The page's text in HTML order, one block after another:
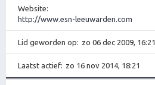
Website
http://www.esn-leeuwarden.com
Lid geworden op zo 06 dec 2009, 16:21
Laatst actief zo 16 nov 2014, 18:21